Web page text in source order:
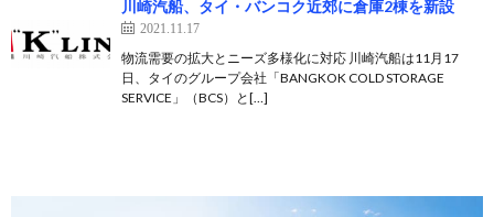
川崎汽船、タイ・バンコク近郊に倉庫2棟を新設
2021.11.17
物流需要の拡大とニーズ多様化に対応 川崎汽船は11月17
日、タイのグループ会社「BANGKOK COLD STORAGE
SERVICE」（BCS）と[…]